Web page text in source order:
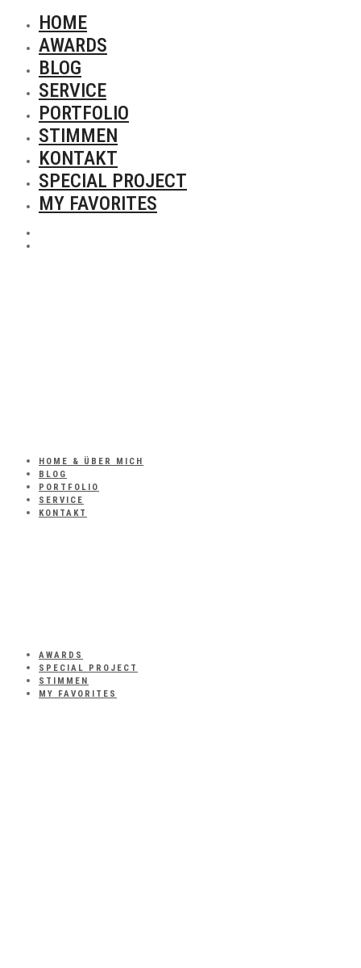
HOME
AWARDS
BLOG
SERVICE
PORTFOLIO
STIMMEN
KONTAKT
SPECIAL PROJECT
MY FAVORITES
HOME & ÜBER MICH
BLOG
PORTFOLIO
SERVICE
KONTAKT
AWARDS
SPECIAL PROJECT
STIMMEN
MY FAVORITES